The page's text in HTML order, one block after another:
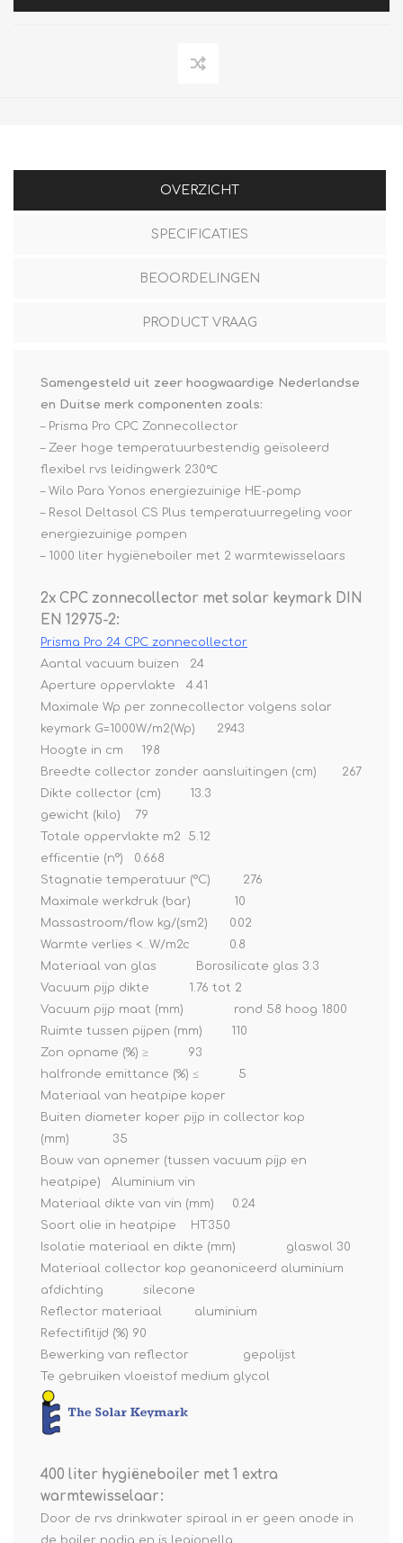
OVERZICHT
SPECIFICATIES
BEOORDELINGEN
PRODUCT VRAAG
Samengesteld uit zeer hoogwaardige Nederlandse
en Duitse merk componenten zoals:
– Prisma Pro CPC Zonnecollector
– Zeer hoge temperatuurbestendig geïsoleerd
flexibel rvs leidingwerk 230℃
– Wilo Para Yonos energiezuinige HE-pomp
– Resol Deltasol CS Plus temperatuurregeling voor
energiezuinige pompen
– 1000 liter hygiëneboiler met 2 warmtewisselaars
2x CPC zonnecollector met solar keymark DIN
EN 12975-2:
Prisma Pro 24 CPC zonnecollector
Aantal vacuum buizen 24
Aperture oppervlakte 4.41
Maximale Wp per zonnecollector volgens solar
keymark G=1000W/m2(Wp) 2943
Hoogte in cm 198
Breedte collector zonder aansluitingen (cm) 267
Dikte collector (cm) 13.3
gewicht (kilo) 79
Totale oppervlakte m2 5.12
efficentie (n°) 0.668
Stagnatie temperatuur (°C) 276
Maximale werkdruk (bar) 10
Massastroom/flow kg/(sm2) 0.02
Warmte verlies <…W/m2c 0.8
Materiaal van glas Borosilicate glas 3.3
Vacuum pijp dikte 1.76 tot 2
Vacuum pijp maat (mm) rond 58 hoog 1800
Ruimte tussen pijpen (mm) 110
Zon opname (%) ≥ 93
halfronde emittance (%) ≤ 5
Materiaal van heatpipe koper
Buiten diameter koper pijp in collector kop
(mm) 35
Bouw van opnemer (tussen vacuum pijp en
heatpipe) Aluminium vin
Materiaal dikte van vin (mm) 0.24
Soort olie in heatpipe HT350
Isolatie materiaal en dikte (mm) glaswol 30
Materiaal collector kop geanoniceerd aluminium
afdichting silecone
Reflector materiaal aluminium
Refectifitijd (%) 90
Bewerking van reflector gepolijst
Te gebruiken vloeistof medium glycol
400 liter hygiëneboiler met 1 extra
warmtewisselaar:
Door de rvs drinkwater spiraal in er geen anode in